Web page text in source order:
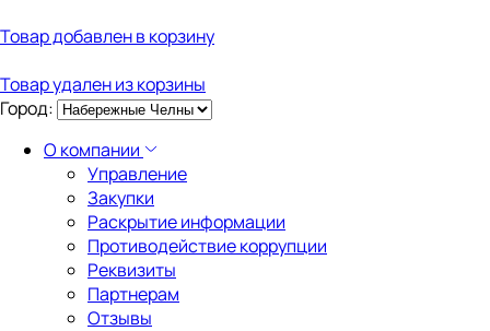
Товар добавлен в корзину
Товар удален из корзины
Город:
О компании
Управление
Закупки
Раскрытие информации
Противодействие коррупции
Реквизиты
Партнерам
Отзывы